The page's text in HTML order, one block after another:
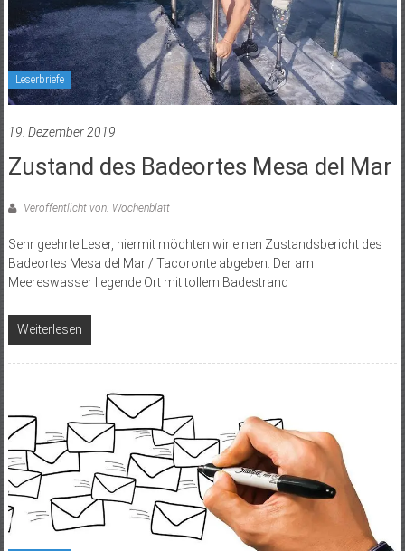
Leserbriefe
19. Dezember 2019
Zustand des Badeortes Mesa del Mar
Veröffentlicht von: Wochenblatt
Sehr geehrte Leser, hiermit möchten wir einen Zustandsbericht des
Badeortes Mesa del Mar / Tacoronte abgeben. Der am
Meereswasser liegende Ort mit tollem Badestrand
Weiterlesen